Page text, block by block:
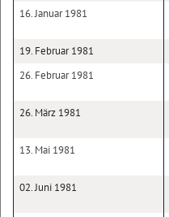
16. Januar 1981
19. Februar 1981
26. Februar 1981
26. März 1981
13. Mai 1981
02. Juni 1981